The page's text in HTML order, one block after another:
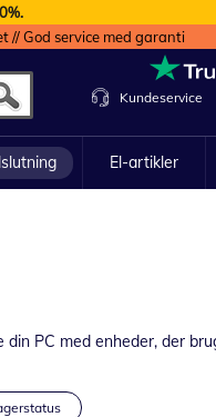
// God service med garanti
Kundeservice
El-artikler
PC med enheder, der